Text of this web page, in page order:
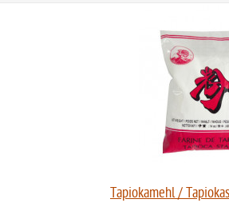
Tapiokamehl /